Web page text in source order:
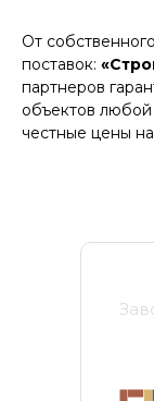
От
поставок:
партнеров
объектов
честные цены